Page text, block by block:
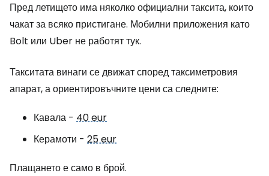
Пред летището има няколко официални таксита, които
чакат за всяко пристигане. Мобилни приложения като
Bolt или Uber не работят тук.
Такситата винаги се движат според таксиметровия
апарат, а ориентировъчните цени са следните:
Кавала - 40 eur
Керамоти - 25 eur
Плащането е само в брой.